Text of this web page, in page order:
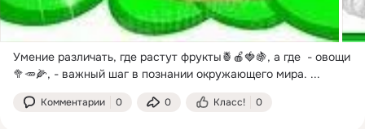
Умение различать, где растут фрукты🍍🍎🍓🍇, а где  - овощи
🥦🥕🌽, - важный шаг в познании окружающего мира. ...
Комментарии 0 0 Класс! 0